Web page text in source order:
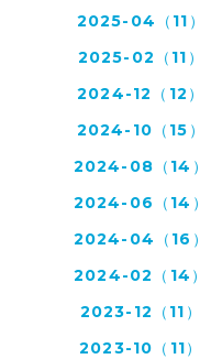
2025-04（11）
2025-02（11）
2024-12（12）
2024-10（15）
2024-08（14）
2024-06（14）
2024-04（16）
2024-02（14）
2023-12（11）
2023-10（11）